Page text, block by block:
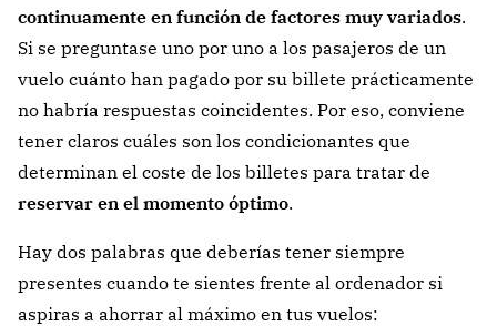
continuamente en función de factores muy variados.
Si se preguntase uno por uno a los pasajeros de un
vuelo cuánto han pagado por su billete prácticamente
no habría respuestas coincidentes. Por eso, conviene
tener claros cuáles son los condicionantes que
determinan el coste de los billetes para tratar de
reservar en el momento óptimo.
Hay dos palabras que deberías tener siempre
presentes cuando te sientes frente al ordenador si
aspiras a ahorrar al máximo en tus vuelos: